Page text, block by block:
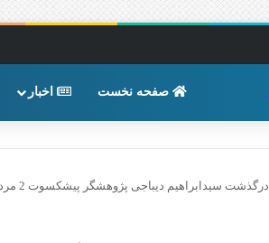
صفحه نخست اخبار
درگذشت سیدابراهیم دیباجی پژوهشگر پیشکسوت 2 مرداد 1404 + علت فوت